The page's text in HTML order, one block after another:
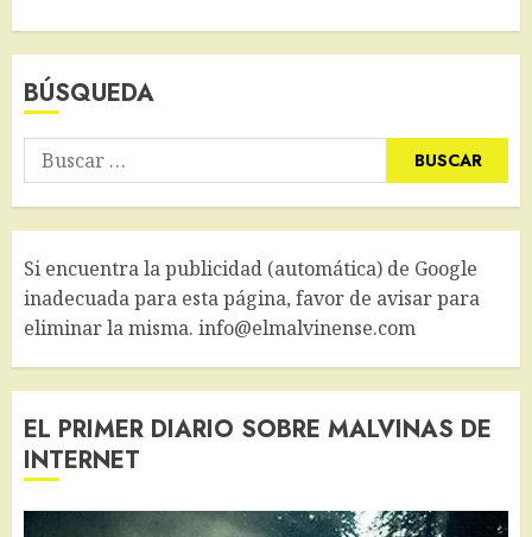
BÚSQUEDA
Buscar:
Si encuentra la publicidad (automática) de Google
inadecuada para esta página, favor de avisar para
eliminar la misma. info@elmalvinense.com
EL PRIMER DIARIO SOBRE MALVINAS DE
INTERNET